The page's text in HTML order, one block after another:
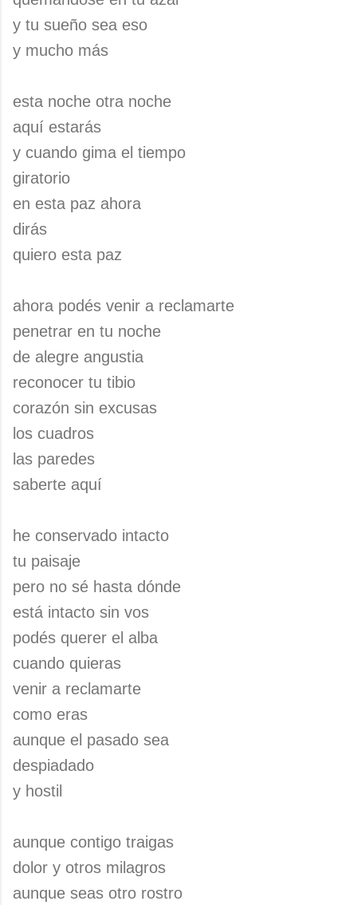
y tu sueño sea eso
y mucho más
esta noche otra noche
aquí estarás
y cuando gima el tiempo
giratorio
en esta paz ahora
dirás
quiero esta paz
ahora podés venir a reclamarte
penetrar en tu noche
de alegre angustia
reconocer tu tibio
corazón sin excusas
los cuadros
las paredes
saberte aquí
he conservado intacto
tu paisaje
pero no sé hasta dónde
está intacto sin vos
podés querer el alba
cuando quieras
venir a reclamarte
como eras
aunque el pasado sea
despiadado
y hostil
aunque contigo traigas
dolor y otros milagros
aunque seas otro rostro